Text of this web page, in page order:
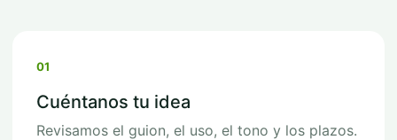
01
Cuéntanos tu idea
Revisamos el guion, el uso, el tono y los plazos.